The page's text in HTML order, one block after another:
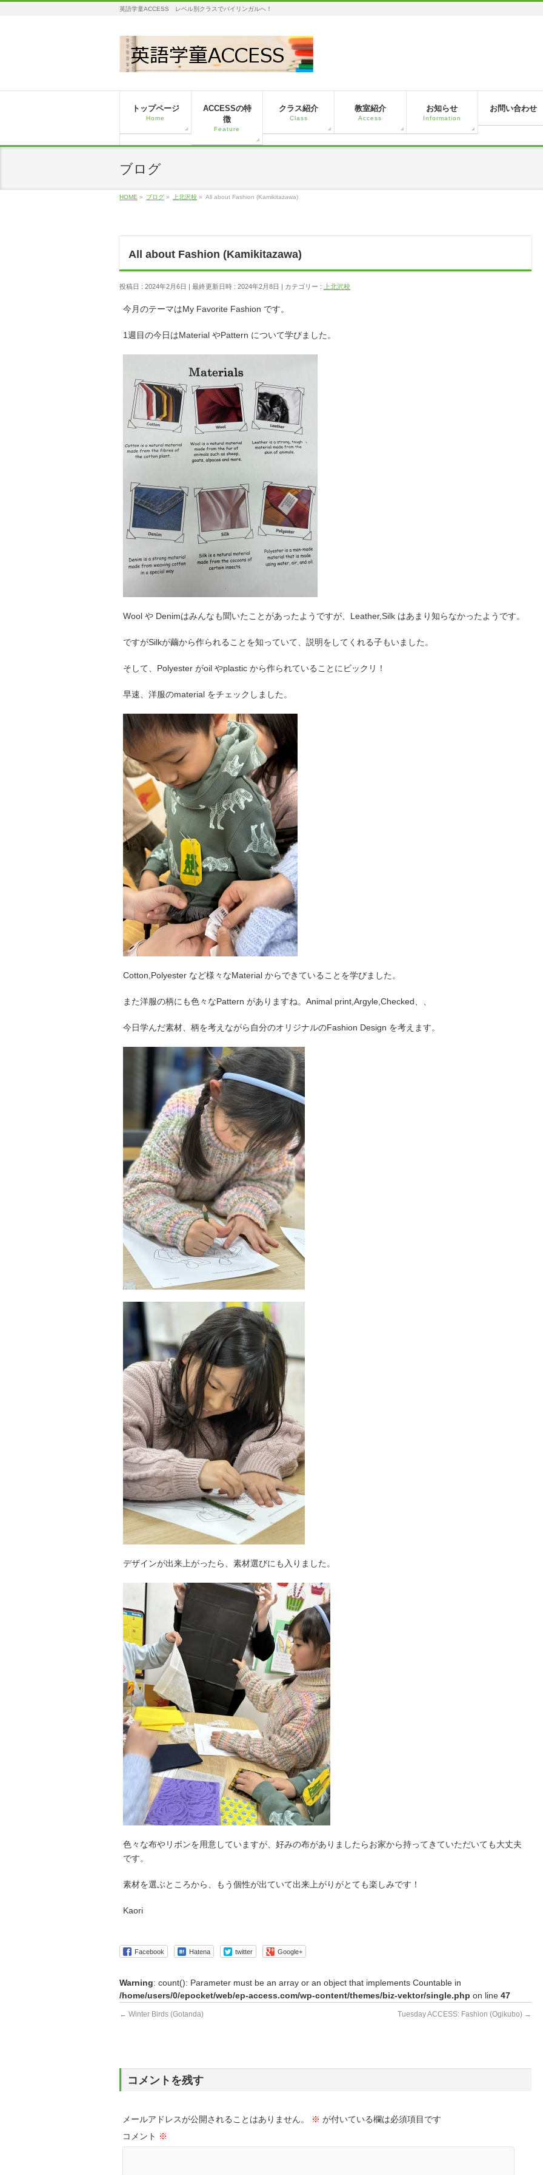
英語学童ACCESS レベル別クラスでバイリンガルへ！
トップページ
Home
ACCESSの特
徴
Feature
クラス紹介
Class
教室紹介
Access
お知らせ
Information
お問い合わせ
ブログ
HOME » ブログ » 上北沢校 » All about Fashion (Kamikitazawa)
All about Fashion (Kamikitazawa)
投稿日 : 2024年2月6日 最終更新日時 : 2024年2月8日 カテゴリー : 上北沢校
今月のテーマはMy Favorite Fashion です。
1週目の今日はMaterial やPattern について学びました。
Wool や Denimはみんなも聞いたことがあったようですが、Leather,Silk はあまり知らなかったようです。
ですがSilkが繭から作られることを知っていて、説明をしてくれる子もいました。
そして、Polyester がoil やplastic から作られていることにビックリ！
早速、洋服のmaterial をチェックしました。
Cotton,Polyester など様々なMaterial からできていることを学びました。
また洋服の柄にも色々なPattern がありますね。Animal print,Argyle,Checked、、
今日学んだ素材、柄を考えながら自分のオリジナルのFashion Design を考えます。
デザインが出来上がったら、素材選びにも入りました。
色々な布やリボンを用意していますが、好みの布がありましたらお家から持ってきていただいても大丈夫
です。
素材を選ぶところから、もう個性が出ていて出来上がりがとても楽しみです！
Kaori
Facebook Hatena twitter Google+
Warning: count(): Parameter must be an array or an object that implements Countable in
/home/users/0/epocket/web/ep-access.com/wp-content/themes/biz-vektor/single.php on line 47
← Winter Birds (Gotanda) Tuesday ACCESS: Fashion (Ogikubo) →
コメントを残す
メールアドレスが公開されることはありません。 ※ が付いている欄は必須項目です
コメント ※